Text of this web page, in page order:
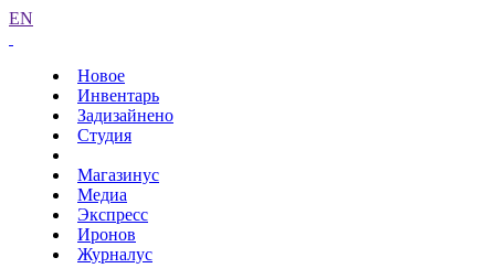
EN
Новое
Инвентарь
Задизайнено
Студия
Магазинус
Медиа
Экспресс
Иронов
Журналус